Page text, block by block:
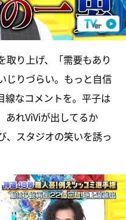
取り上げ、「需要もあり
じりづらい。もっと自信
線なコメントを。平子は
あれViViが出してるか
、スタジオの笑いを誘っ